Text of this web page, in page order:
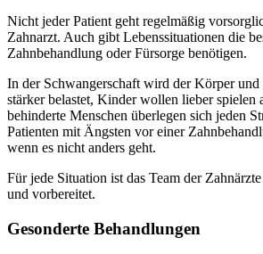
Nicht jeder Patient geht regelmäßig
Zahnarzt. Auch gibt Lebenssituationen die
Zahnbehandlung oder Fürsorge benötigen.
In der Schwangerschaft wird der Körper
stärker belastet, Kinder wollen lieber spielen
behinderte Menschen überlegen sich jeden
Patienten mit Ängsten vor einer
wenn es nicht anders geht.
Für jede Situation ist das Team der
und vorbereitet.
Gesonderte Behandlungen